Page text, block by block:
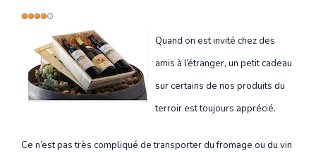
Vote
utilisateur:4/5
Quand on est invité chez des
amis à l’étranger, un petit cadeau
sur certains de nos produits du
terroir est toujours apprécié.
Ce n’est pas très compliqué de transporter du fromage ou du vin